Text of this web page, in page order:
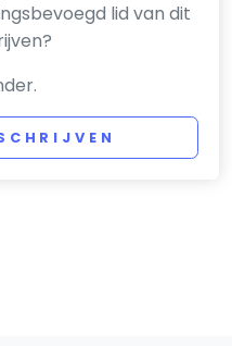
lid van dit